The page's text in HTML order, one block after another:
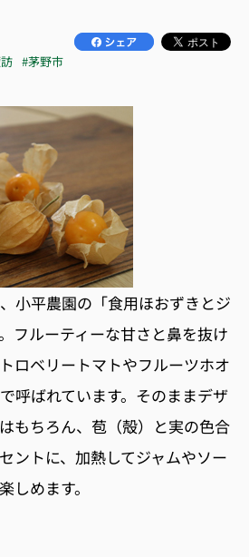
#茅野市
小平農園の「食用ほおずきとジ
フルーティーな甘さと鼻を抜け
ロベリートマトやフルーツホオ
呼ばれています。そのままデザ
もちろん、苞（殻）と実の色合
ントに、加熱してジャムやソー
しめます。